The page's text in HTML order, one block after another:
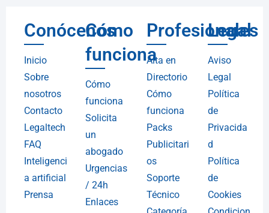
Conócenos
Inicio
Sobre
nosotros
Contacto
Legaltech
FAQ
Inteligenci
a artificial
Prensa
Cómo
funciona
Cómo
funciona
Solicita
un
abogado
Urgencias
/ 24h
Enlaces
Profesionales
Alta en
Directorio
Cómo
funciona
Packs
Publicitari
os
Soporte
Técnico
Legal
Aviso
Legal
Política
de
Privacida
d
Política
de
Cookies